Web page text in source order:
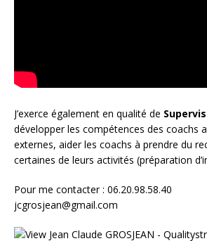
J’exerce également en qualité de
développer les compétences des coachs
externes, aider les coachs à prendre du
certaines de leurs activités (préparation
Pour me contacter : 06.20.98.58.40
jcgrosjean@gmail.com